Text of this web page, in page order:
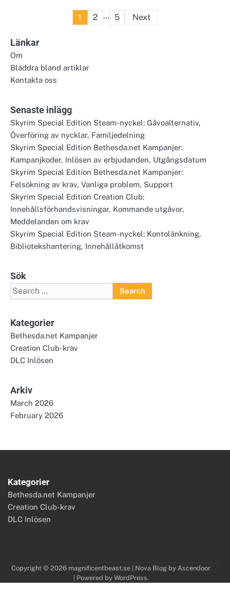
Posts
1 2 … 5 Next
Länkar
Om
Bläddra bland artiklar
Kontakta oss
Senaste inlägg
Skyrim Special Edition Steam-nyckel: Gåvoalternativ,
Överföring av nycklar, Familjedelning
Skyrim Special Edition Bethesda.net Kampanjer:
Kampanjkoder, Inlösen av erbjudanden, Utgångsdatum
Skyrim Special Edition Bethesda.net Kampanjer:
Felsökning av krav, Vanliga problem, Support
Skyrim Special Edition Creation Club:
Innehållsförhandsvisningar, Kommande utgåvor,
Meddelanden om krav
Skyrim Special Edition Steam-nyckel: Kontolänkning,
Bibliotekshantering, Innehållåtkomst
Sök
Search
for:
Kategorier
Bethesda.net Kampanjer
Creation Club-krav
DLC Inlösen
Arkiv
March 2026
February 2026
Kategorier
Bethesda.net Kampanjer
Creation Club-krav
DLC Inlösen
Copyright © 2026 magnificentbeast.se | Nova Blog by Ascendoor
| Powered by WordPress.